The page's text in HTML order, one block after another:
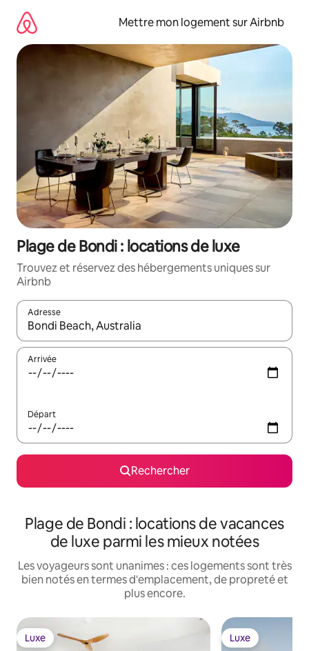
directement
contenu
Mettre mon logement sur Airbnb
Plage de Bondi : locations de luxe
Trouvez et réservez des hébergements uniques sur
Airbnb
Adresse
Lorsque les résultats s'affichent, utilisez les flèches vers le
Arrivée
Départ
Rechercher
Plage de Bondi : locations de vacances
de luxe parmi les mieux notées
Les voyageurs sont unanimes : ces logements sont très
bien notés en termes d'emplacement, de propreté et
plus encore.
Luxe
Luxe Luxe
Luxe